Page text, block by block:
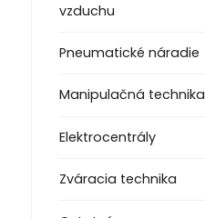
vzduchu
Pneumatické náradie
Manipulačná technika
Elektrocentrály
Zváracia technika